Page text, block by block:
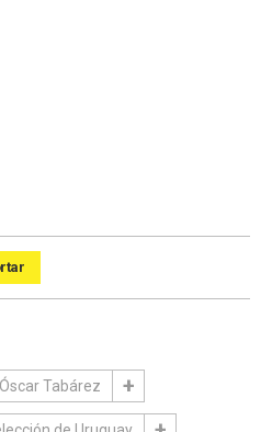
Óscar Tabárez